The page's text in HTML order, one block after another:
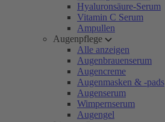
Hyaluronsäure-Serum
Vitamin C Serum
Ampullen
Augenpflege
Alle anzeigen
Augenbrauenserum
Augencreme
Augenmasken & -pads
Augenserum
Wimpernserum
Augengel